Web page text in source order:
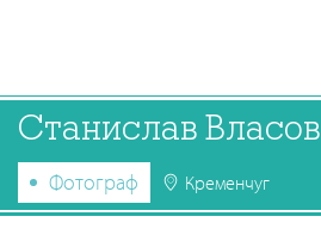
Станислав Власов
Фотограф Кременчуг